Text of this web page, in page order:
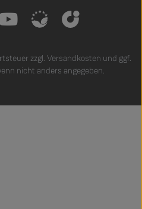
zzgl. Versandkosten und ggf.
nicht anders angegeben.